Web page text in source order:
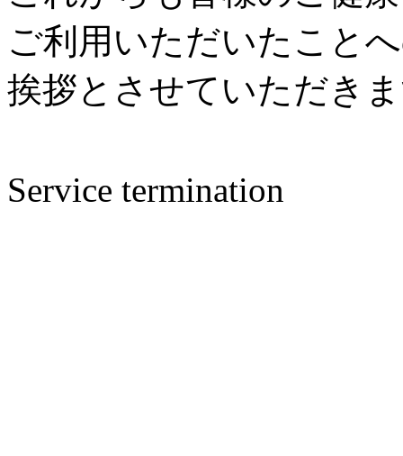
ご利用いただいたこと
挨拶とさせていただき
Service termination